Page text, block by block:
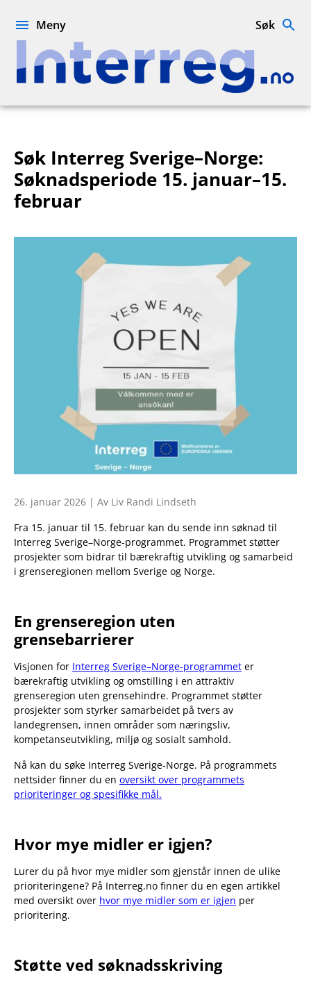
Interreg.no
Meny Søk
Søk Interreg Sverige–Norge:
Søknadsperiode 15. januar–15.
februar
26. januar 2026 | Av Liv Randi Lindseth
Fra 15. januar til 15. februar kan du sende inn søknad til
Interreg Sverige–Norge-programmet. Programmet støtter
prosjekter som bidrar til bærekraftig utvikling og samarbeid
i grenseregionen mellom Sverige og Norge.
En grenseregion uten
grensebarrierer
Visjonen for Interreg Sverige–Norge-programmet er
bærekraftig utvikling og omstilling i en attraktiv
grenseregion uten grensehindre. Programmet støtter
prosjekter som styrker samarbeidet på tvers av
landegrensen, innen områder som næringsliv,
kompetanseutvikling, miljø og sosialt samhold.
Nå kan du søke Interreg Sverige-Norge. På programmets
nettsider finner du en oversikt over programmets
prioriteringer og spesifikke mål.
Hvor mye midler er igjen?
Lurer du på hvor mye midler som gjenstår innen de ulike
prioriteringene? På Interreg.no finner du en egen artikkel
med oversikt over hvor mye midler som er igjen per
prioritering.
Støtte ved søknadsskriving